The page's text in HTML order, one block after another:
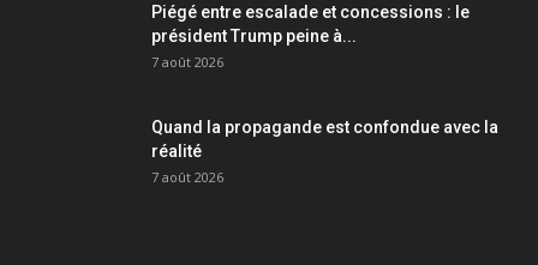
Piégé entre escalade et concessions : le
président Trump peine à...
7 août 2026
Quand la propagande est confondue avec la
réalité
7 août 2026